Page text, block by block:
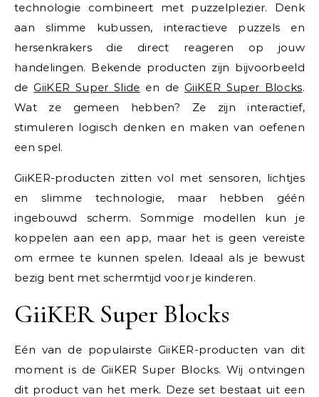
technologie combineert met puzzelplezier. Denk
aan slimme kubussen, interactieve puzzels en
hersenkrakers die direct reageren op jouw
handelingen. Bekende producten zijn bijvoorbeeld
deGiiKER Super Slide en deGiiKER Super Blocks.
Wat ze gemeen hebben? Ze zijn interactief,
stimuleren logisch denken en maken van oefenen
een spel.
GiiKER-producten zitten vol met sensoren, lichtjes
en slimme technologie, maar hebben géén
ingebouwd scherm. Sommige modellen kun je
koppelen aan een app, maar het is geen vereiste
om ermee te kunnen spelen. Ideaal als je bewust
bezig bent met schermtijd voor je kinderen.
GiiKER Super Blocks
Eén van de populairste GiiKER-producten van dit
moment is de GiiKER Super Blocks. Wij ontvingen
dit product van het merk. Deze set bestaat uit een